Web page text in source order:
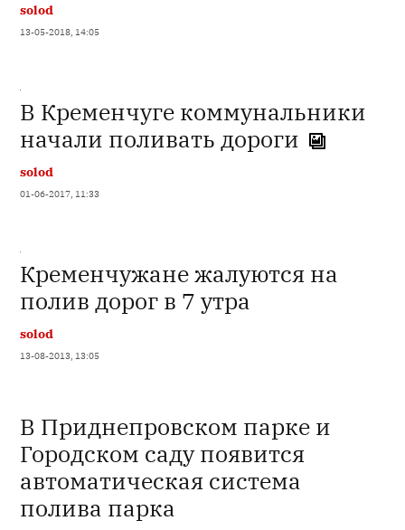
solod
13-05-2018, 14:05
В Кременчуге коммунальники
начали поливать дороги
solod
01-06-2017, 11:33
Кременчужане жалуются на
полив дорог в 7 утра
solod
13-08-2013, 13:05
В Приднепровском парке и
Городском саду появится
автоматическая система
полива парка